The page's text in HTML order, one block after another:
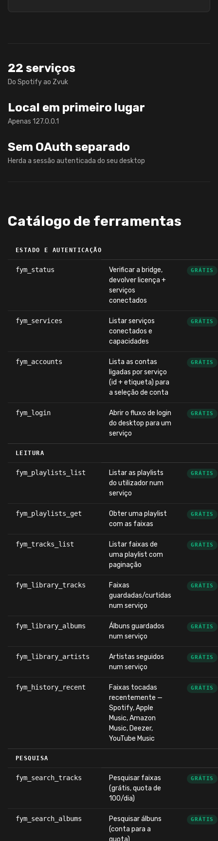
22 serviços
Do Spotify ao Zvuk
Local em primeiro lugar
Apenas 127.0.0.1
Sem OAuth separado
Herda a sessão autenticada do seu desktop
Catálogo de ferramentas
ESTADO E AUTENTICAÇÃO
fym_status
Verificar a bridge,
devolver licença +
serviços
conectados
GRÁTIS
fym_services
Listar serviços
conectados e
capacidades
GRÁTIS
fym_accounts
Lista as contas
ligadas por serviço
(id + etiqueta) para
a seleção de conta
GRÁTIS
fym_login
Abrir o fluxo de login
do desktop para um
serviço
GRÁTIS
LEITURA
fym_playlists_list
Listar as playlists
do utilizador num
serviço
GRÁTIS
fym_playlists_get
Obter uma playlist
com as faixas
GRÁTIS
fym_tracks_list
Listar faixas de
uma playlist com
paginação
GRÁTIS
fym_library_tracks
Faixas
guardadas/curtidas
num serviço
GRÁTIS
fym_library_albums
Álbuns guardados
num serviço
GRÁTIS
fym_library_artists
Artistas seguidos
num serviço
GRÁTIS
fym_history_recent
Faixas tocadas
recentemente —
Spotify, Apple
Music, Amazon
Music, Deezer,
YouTube Music
GRÁTIS
PESQUISA
fym_search_tracks
Pesquisar faixas
(grátis, quota de
100/dia)
GRÁTIS
fym_search_albums
Pesquisar álbuns
(conta para a
GRÁTIS